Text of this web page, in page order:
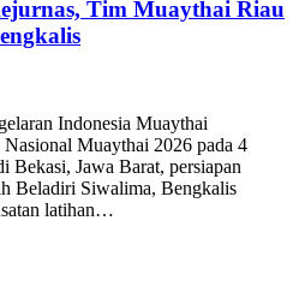
Tim Muaythai Riau
Indonesia Muaythai
Muaythai 2026 pada 4
Bekasi, Jawa Barat, persiapan
Beladiri Siwalima, Bengkalis
latihan…